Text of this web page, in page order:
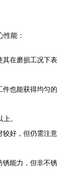
能：
其在磨损工况下表
件也能获得均匀的
。
较好，但仍需注意
锈能力，但非不锈